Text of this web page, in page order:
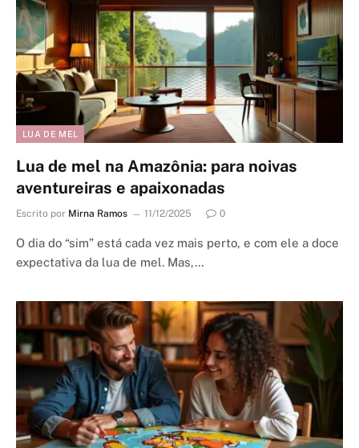
LUA DE MEL
Lua de mel na Amazônia: para noivas
aventureiras e apaixonadas
Escrito por Mirna Ramos 11/12/2025 0
O dia do “sim” está cada vez mais perto, e com ele a doce
expectativa da lua de mel. Mas,…